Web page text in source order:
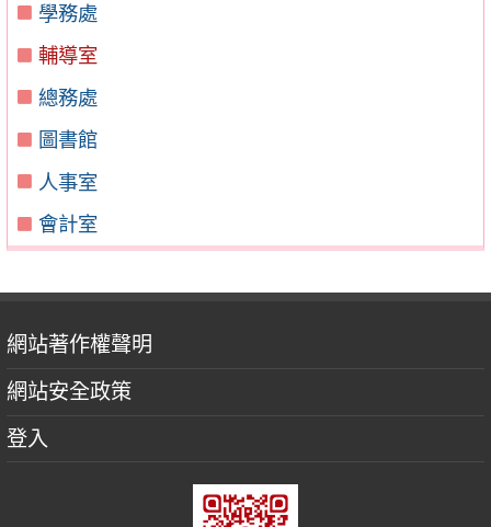
學務處
輔導室
總務處
圖書館
人事室
會計室
網站著作權聲明
網站安全政策
登入